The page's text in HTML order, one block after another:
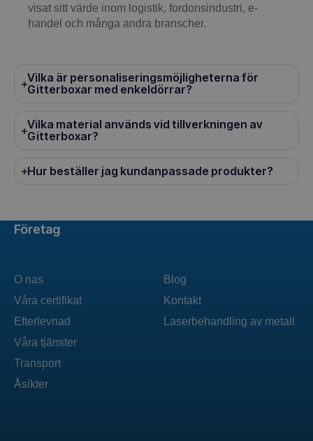
visat sitt värde inom logistik, fordonsindustri, e-
handel och många andra branscher.
Vilka är personaliseringsmöjligheterna för
Gitterboxar med enkeldörrar?
Vilka material används vid tillverkningen av
Gitterboxar?
Hur beställer jag kundanpassade produkter?
Företag
O nas
Våra certifikat
Efterlevnad
Våra tjänster
Transport
Åsikter
Blog
Kontakt
Laserbehandling av metall